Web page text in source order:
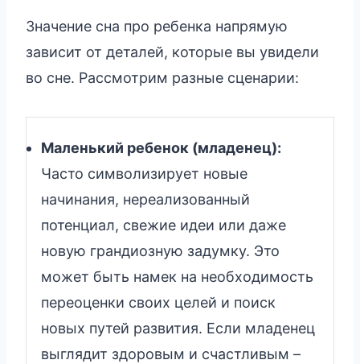
Значение сна про ребенка напрямую
зависит от деталей, которые вы увидели
во сне. Рассмотрим разные сценарии:
Маленький ребенок (младенец):
Часто символизирует новые
начинания, нереализованный
потенциал, свежие идеи или даже
новую грандиозную задумку. Это
может быть намек на необходимость
переоценки своих целей и поиск
новых путей развития. Если младенец
выглядит здоровым и счастливым –